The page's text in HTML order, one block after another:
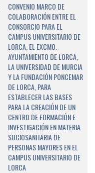
CONVENIO MARCO DE
COLABORACIÓN ENTRE EL
CONSORCIO PARA EL
CAMPUS UNIVERSITARIO DE
LORCA, EL EXCMO.
AYUNTAMIENTO DE LORCA,
LA UNIVERSIDAD DE MURCIA
Y LA FUNDACIÓN PONCEMAR
DE LORCA, PARA
ESTABLECER LAS BASES
PARA LA CREACIÓN DE UN
CENTRO DE FORMACIÓN E
INVESTIGACIÓN EN MATERIA
SOCIOSANITARIA DE
PERSONAS MAYORES EN EL
CAMPUS UNIVERSITARIO DE
LORCA